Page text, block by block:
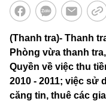
(Thanh tra)- Thanh
Phòng vừa thanh
Quyền về việc thu
2010 - 2011; việc sử
căng tin, thuê các